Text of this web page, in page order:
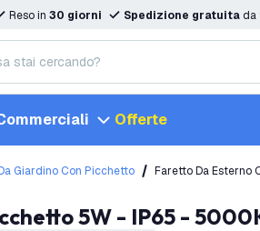
Reso in 30 giorni Spedizione gratuita da
Offerte
Giardino Con Picchetto Faretto Da Esterno
5W - IP65 -